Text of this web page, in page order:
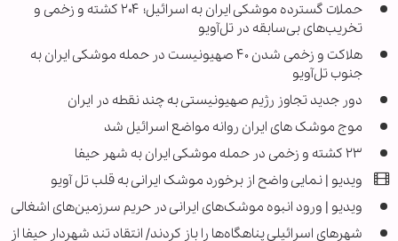
حملات گسترده موشکی ایران به اسرائیل؛ ۲۰۴ کشته و زخمی و
تخریب‌های بی‌سابقه در تل‌آویو
هلاکت و زخمی شدن ۴۰ صهیونیست در حمله موشکی ایران به
جنوب تل‌آویو
دور جدید تجاوز رژیم صهیونیستی به چند نقطه در ایران
موج موشک های ایران روانه مواضع اسرائیل شد
۲۳ کشته و زخمی در حمله موشکی ایران به شهر حیفا
ویدیو | نمایی واضح از برخورد موشک ایرانی به قلب تل آویو
ویدیو | ورود انبوه موشک‌های ایرانی در حریم سرزمین‌های اشغالی
شهرهای اسرائیلی پناهگاه‌ها را باز کردند/ انتقاد تند شهردار حیفا از